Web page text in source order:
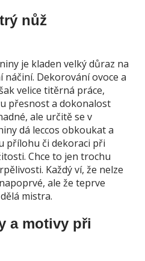
nůž
je kladen velký důraz na
náčiní. Dekorování ovoce a
velice titěrná práce,
přesnost a dokonalost
ale určitě se v
dá leccos obkoukat a
přílohu či dekoraci při
Chce to jen trochu
Každý ví, že nelze
ale že teprve
mistra.
a motivy při